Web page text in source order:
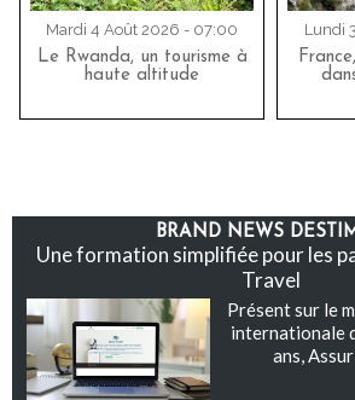
Mardi 4 Août 2026 - 07:00
Le Rwanda, un tourisme à
haute altitude
Lundi
BRAND NEWS
Une formation simplifiée pour les
Travel
Présent sur le
internationale
ans,